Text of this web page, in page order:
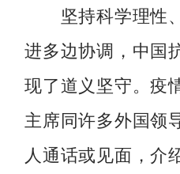
坚持科学理性
进多边协调，中国
现了道义坚守。疫
主席同许多外国领
人通话或见面，介